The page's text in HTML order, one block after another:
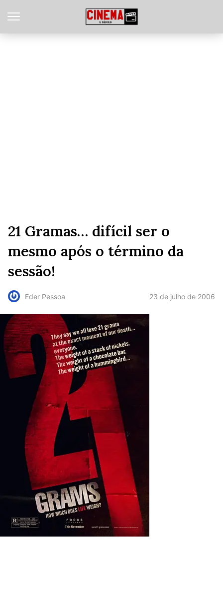
21 Gramas… difícil ser o
mesmo após o término da
sessão!
Eder Pessoa 23 de julho de 2006